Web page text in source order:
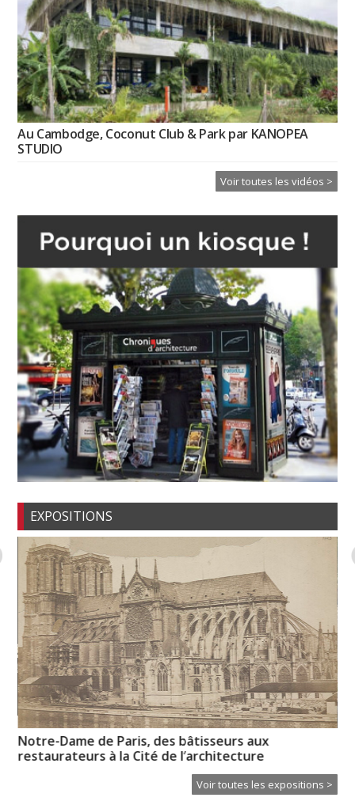
Au Cambodge, Coconut Club & Park par KANOPEA
STUDIO
Voir toutes les vidéos >
EXPOSITIONS
Notre-Dame de Paris, des bâtisseurs aux
restaurateurs à la Cité de l’architecture
Voir toutes les expositions >